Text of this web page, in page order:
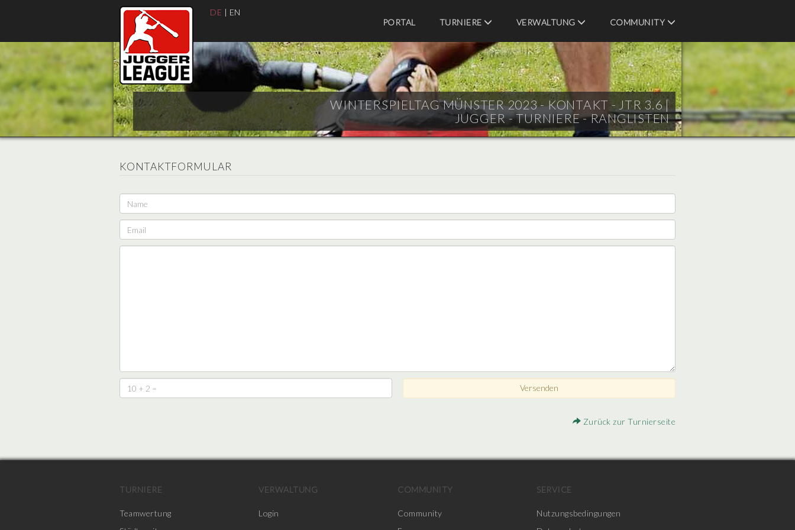
DE | EN
PORTAL
TURNIERE VERWALTUNG COMMUNITY
WINTERSPIELTAG MÜNSTER 2023 - KONTAKT - JTR 3.6 |
JUGGER - TURNIERE - RANGLISTEN
KONTAKTFORMULAR
Zurück zur Turnierseite
TURNIERE
Teamwertung
VERWALTUNG
Login
COMMUNITY
Community
SERVICE
Nutzungsbedingungen